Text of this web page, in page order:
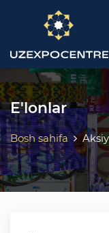
menu
E'lonlar
Bosh sahifa